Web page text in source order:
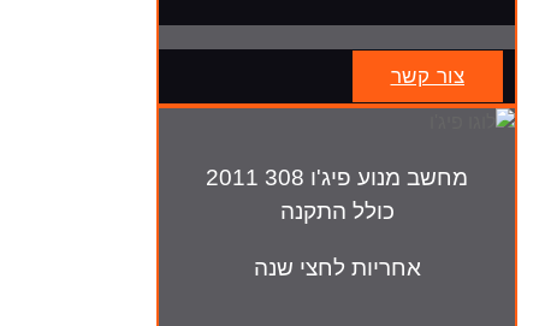
צור קשר
מחשב מנוע פיג'ו 308 2011
כולל התקנה
אחריות לחצי שנה